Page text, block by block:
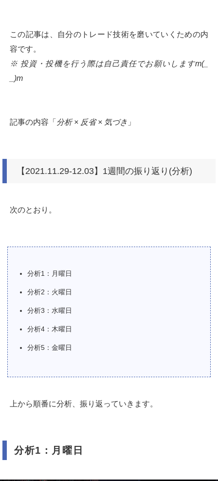
この記事は、自分のトレード技術を磨いていくための内
容です。
※ 投資・投機を行う際は自己責任でお願いしますm(_
_)m
記事の内容「 分析 × 反省 × 気づき 」
【2021.11.29-12.03】1週間の振り返り(分析)
次のとおり。
分析1：月曜日
分析2：火曜日
分析3：水曜日
分析4：木曜日
分析5：金曜日
上から順番に分析、振り返っていきます。
分析1：月曜日